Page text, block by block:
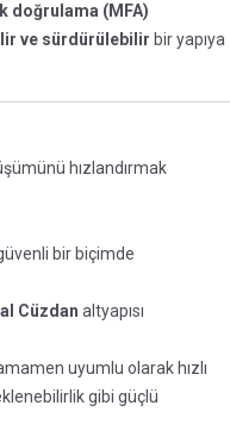
doğrulama (MFA)
ve sürdürülebilir bir yapıya
hızlandırmak
bir biçimde
Cüzdan altyapısı
uyumlu olarak hızlı
gibi güçlü